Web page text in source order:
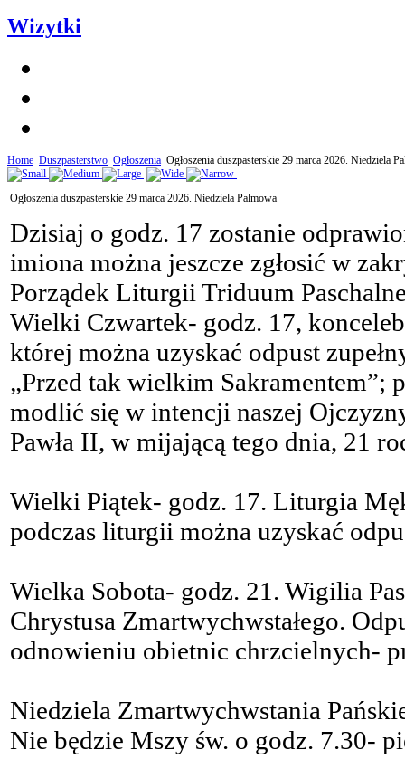
Wizytki
Home Duszpasterstwo Ogłoszenia Ogłoszenia duszpasterskie 29 marca 2026. Niedziela
Ogłoszenia duszpasterskie 29 marca 2026. Niedziela Palmowa
Dzisiaj o godz. 17 zostanie
imiona można jeszcze zgłosić w
Porządek Liturgii Triduum
Wielki Czwartek- godz. 17,
której można uzyskać odpust
„Przed tak wielkim Sakramentem”;
modlić się w intencji naszej
Pawła II, w mijającą tego dnia, 21
Wielki Piątek- godz. 17. Liturgia
podczas liturgii można uzyskać
Wielka Sobota- godz. 21. Wigilia
Chrystusa Zmartwychwstałego.
odnowieniu obietnic chrzcielnych-
Niedziela Zmartwychwstania
Nie będzie Mszy św. o godz. 7.30-